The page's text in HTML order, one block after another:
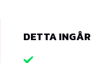
DETTA INGÅR